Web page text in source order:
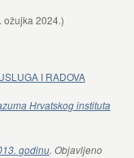
ožujka 2024.)
I RADOVA
Hrvatskog instituta
godinu. Objavljeno